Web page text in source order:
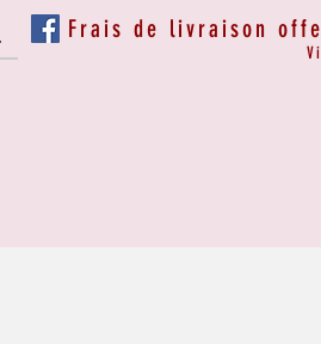
Frais de livraison